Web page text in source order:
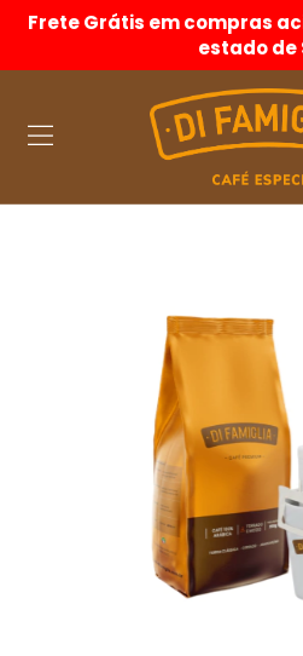
Frete Grátis em compras
estado de